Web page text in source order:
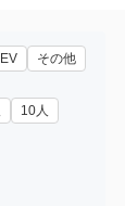
EV その他
10人